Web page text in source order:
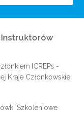
Instruktorów
ICREPs -
Kraje Członkowskie
Szkoleniowe